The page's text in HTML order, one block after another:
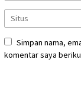
Simpan nama,
komentar saya